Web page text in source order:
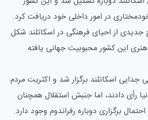
در امور داخلی خود دریافت کرد.
از احیای فرهنگی در اسکاتلند شکل
هنری این کشور محبوبیت جهانی یافته
همه‌پرسی جدایی اسکاتلند برگزار شد و اکثریت مردم
رأی دادند، اما جنبش استقلال همچنان
برگزاری دوباره رفراندوم وجود دارد.